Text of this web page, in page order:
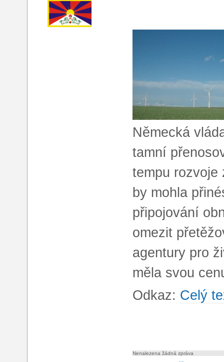
Německá
tamní
tempu rozvoje
by mohla
připojování
omezit
agentury pro
měla svou
Odkaz: Celý
Nenalezena žádná zpráva